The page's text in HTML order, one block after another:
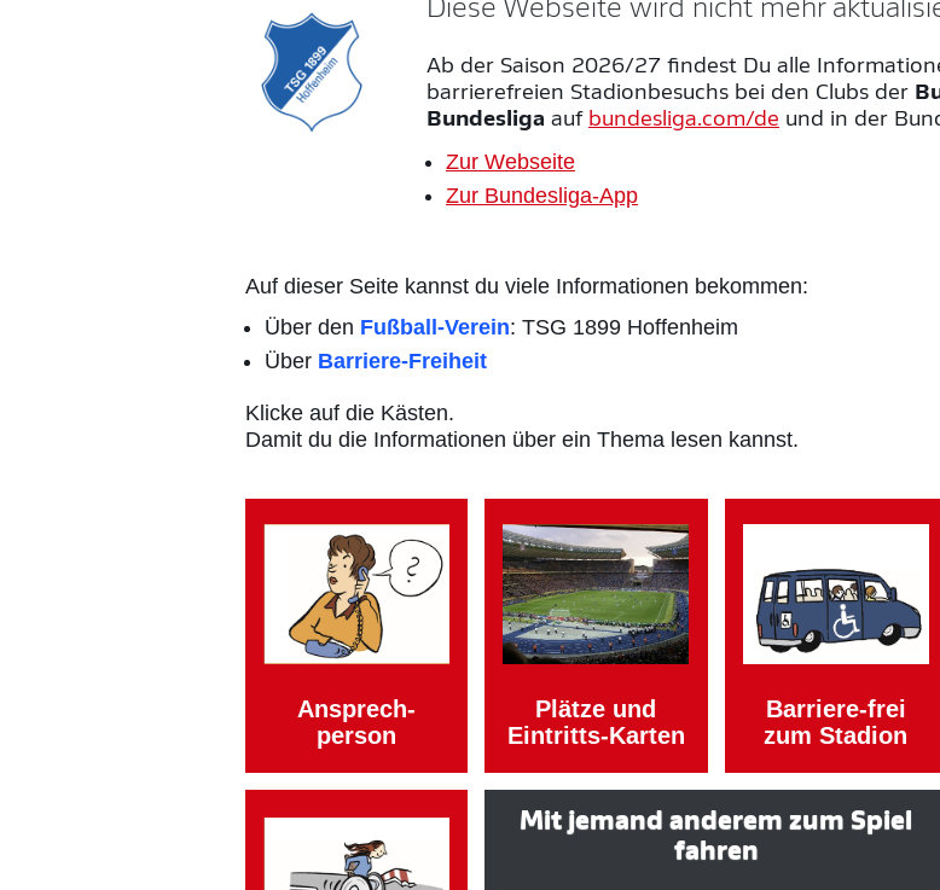
Diese Webseite wird nicht mehr
Ab der Saison 2026/27 findest Du alle
barrierefreien Stadionbesuchs bei den Clubs der
Bundesliga auf bundesliga.com/de und in der
Zur Webseite
Zur Bundesliga-App
Auf dieser Seite kannst du viele Informationen bekommen:
Über den Fußball-Verein: TSG 1899 Hoffenheim
Über Barriere-Freiheit
Klicke auf die Kästen.
Damit du die Informationen über ein Thema lesen kannst.
Ansprech­
person
Plätze und
Eintritts-Karten
Barriere-frei
zum Stadion
Mit jemand anderem zum Spiel
fahren